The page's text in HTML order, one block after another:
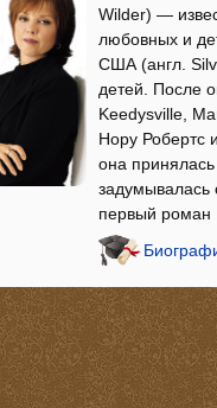
Wilder) —
любовных и
США (англ.
детей. После
Keedysville,
Нору Робертс
она
задумывалась
первый